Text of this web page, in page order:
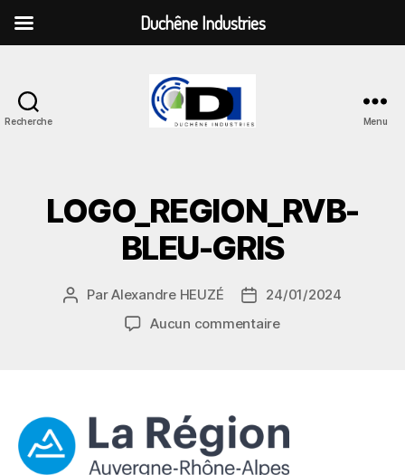
Recherche Menu
LOGO_REGION_RVB-
BLEU-GRIS
Auteur
ParAlexandre HEUZÉ
Date
de
24/01/2024
Aucun commentairesur
Duchêne Industries